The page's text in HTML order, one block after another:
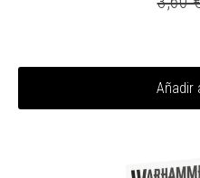
Añadir